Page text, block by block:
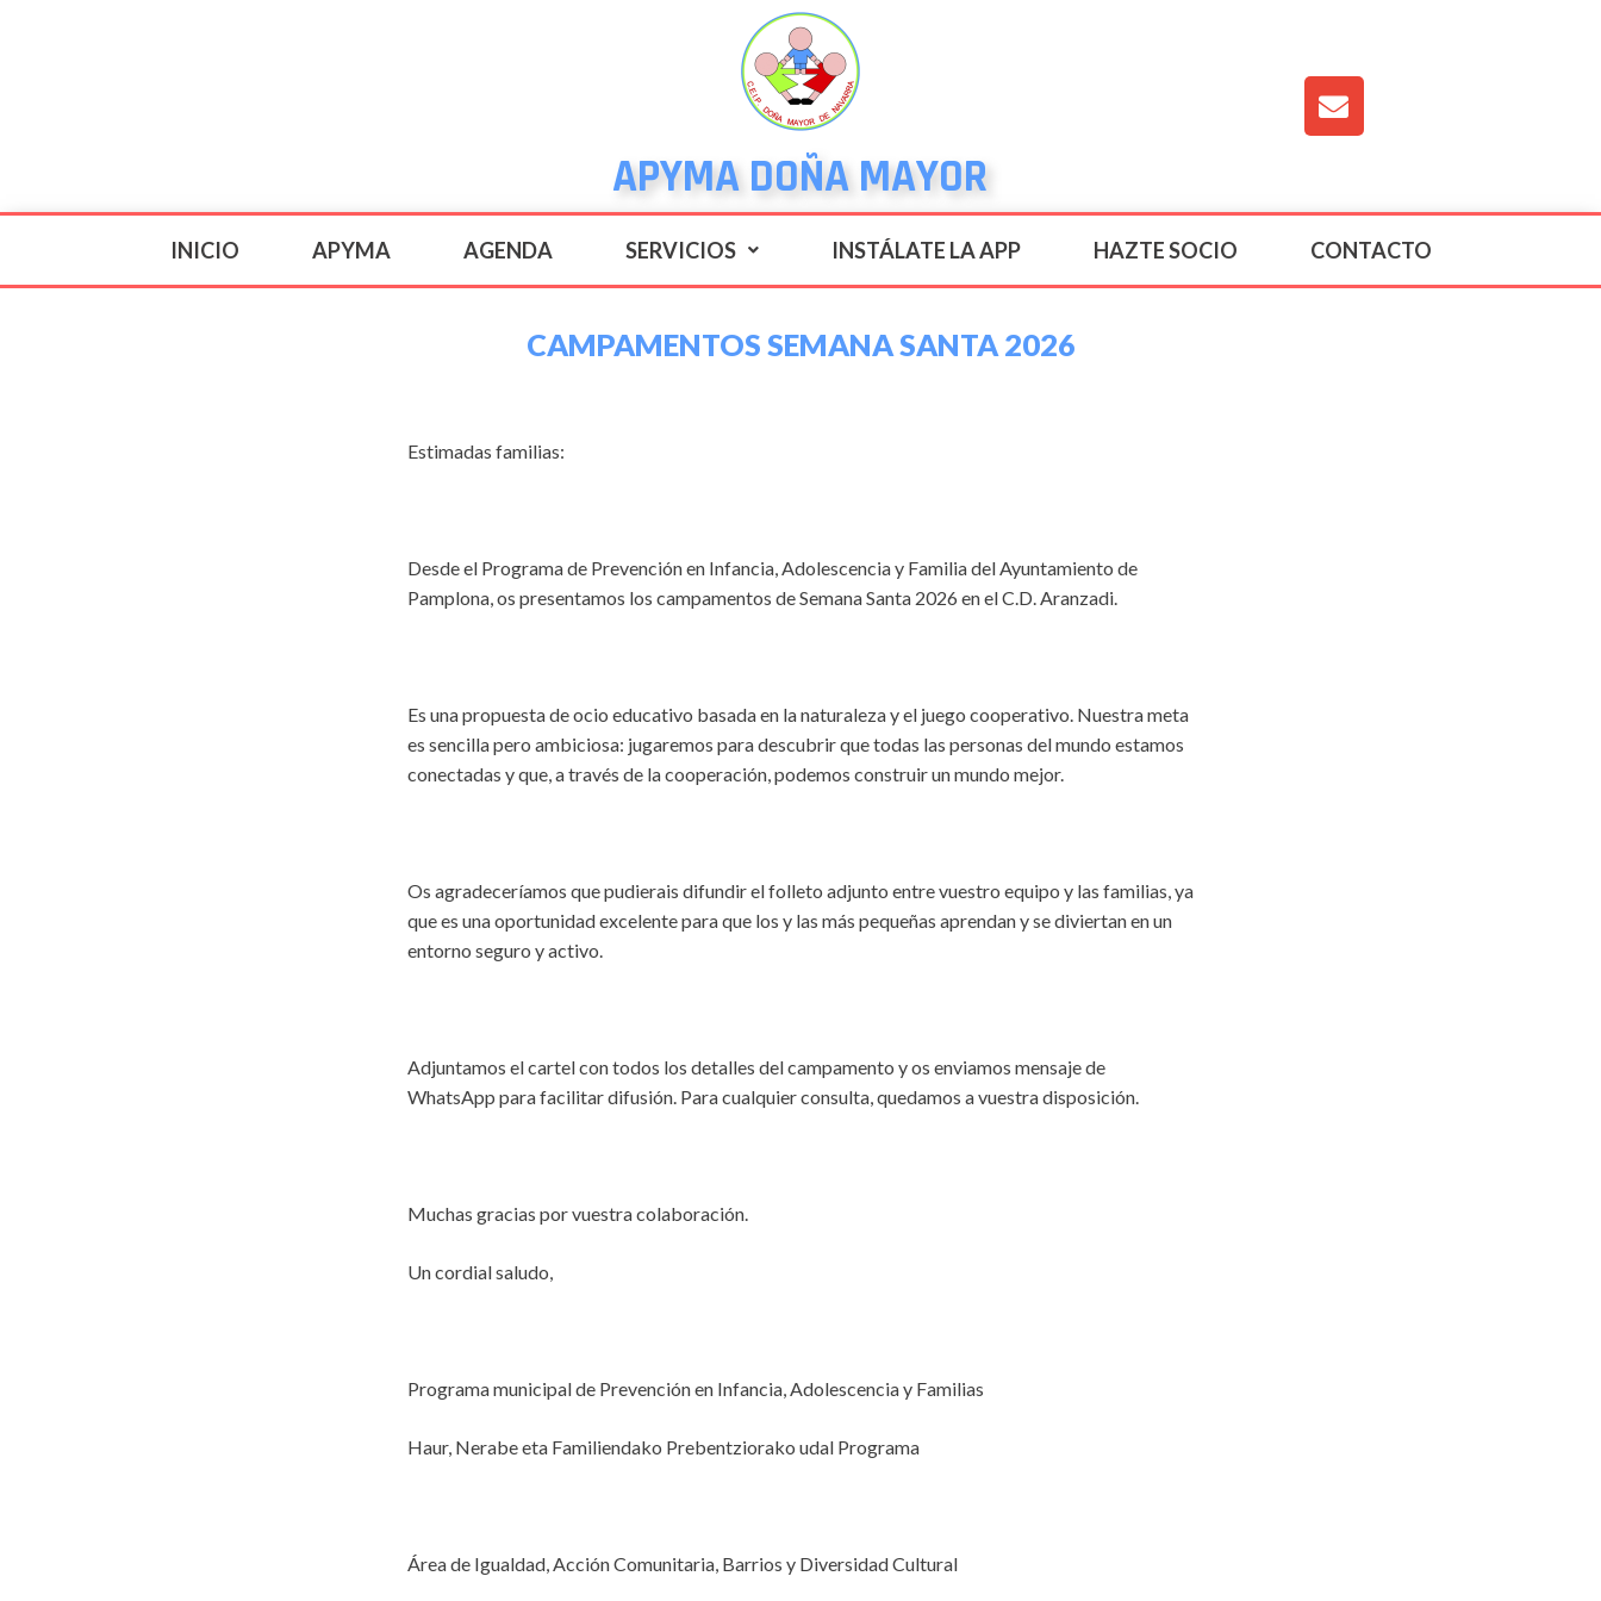
APYMA DOÑA MAYOR
INICIO APYMA AGENDA SERVICIOS INSTÁLATE LA APP HAZTE SOCIO CONTACTO
CAMPAMENTOS SEMANA SANTA 2026
Estimadas familias:
Desde el Programa de Prevención en Infancia, Adolescencia y Familia del Ayuntamiento de
Pamplona, os presentamos los campamentos de Semana Santa 2026 en el C.D. Aranzadi.
Es una propuesta de ocio educativo basada en la naturaleza y el juego cooperativo. Nuestra meta
es sencilla pero ambiciosa: jugaremos para descubrir que todas las personas del mundo estamos
conectadas y que, a través de la cooperación, podemos construir un mundo mejor.
Os agradeceríamos que pudierais difundir el folleto adjunto entre vuestro equipo y las familias, ya
que es una oportunidad excelente para que los y las más pequeñas aprendan y se diviertan en un
entorno seguro y activo.
Adjuntamos el cartel con todos los detalles del campamento y os enviamos mensaje de
WhatsApp para facilitar difusión. Para cualquier consulta, quedamos a vuestra disposición.
Muchas gracias por vuestra colaboración.
Un cordial saludo,
Programa municipal de Prevención en Infancia, Adolescencia y Familias
Haur, Nerabe eta Familiendako Prebentziorako udal Programa
Área de Igualdad, Acción Comunitaria, Barrios y Diversidad Cultural